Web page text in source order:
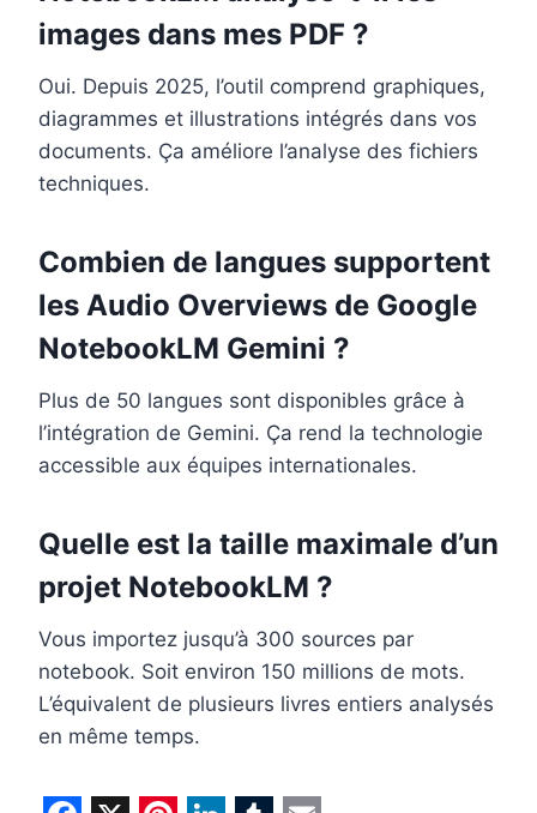
images dans mes PDF ?
Oui. Depuis 2025, l’outil comprend graphiques,
diagrammes et illustrations intégrés dans vos
documents. Ça améliore l’analyse des fichiers
techniques.
Combien de langues supportent
les Audio Overviews de Google
NotebookLM Gemini ?
Plus de 50 langues sont disponibles grâce à
l’intégration de Gemini. Ça rend la technologie
accessible aux équipes internationales.
Quelle est la taille maximale d’un
projet NotebookLM ?
Vous importez jusqu’à 300 sources par
notebook. Soit environ 150 millions de mots.
L’équivalent de plusieurs livres entiers analysés
en même temps.